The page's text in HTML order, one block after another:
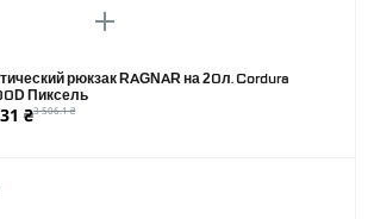
рюкзак RAGNAR на 20л. Cordura
Пиксель
₴3 506.1 ₴